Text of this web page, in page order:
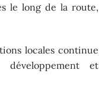
le long de la route,
locales continue
et